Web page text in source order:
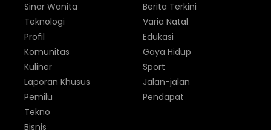
Sinar Wanita
Berita Terkini
Teknologi
Profil
Komunitas
Kuliner
Laporan Khusus
Pemilu
Varia Natal
Edukasi
Gaya Hidup
Sport
Jalan-jalan
Pendapat
Tekno
Bisnis